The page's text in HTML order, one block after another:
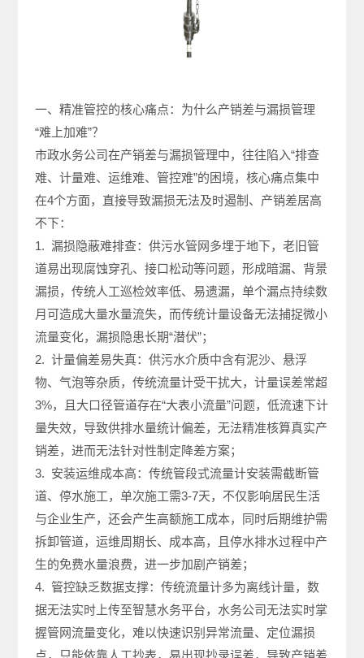
一、精准管控的核心痛点：为什么产销差与漏损管理
“难上加难”？
市政水务公司在产销差与漏损管理中，往往陷入“排查
难、计量难、运维难、管控难”的困境，核心痛点集中
在4个方面，直接导致漏损无法及时遏制、产销差居高
不下：
1. 漏损隐蔽难排查：供污水管网多埋于地下，老旧管
道易出现腐蚀穿孔、接口松动等问题，形成暗漏、背景
漏损，传统人工巡检效率低、易遗漏，单个漏点持续数
月可造成大量水量流失，而传统计量设备无法捕捉微小
流量变化，漏损隐患长期“潜伏”；
2. 计量偏差易失真：供污水介质中含有泥沙、悬浮
物、气泡等杂质，传统流量计受干扰大，计量误差常超
3%，且大口径管道存在“大表小流量”问题，低流速下计
量失效，导致供排水量统计偏差，无法精准核算真实产
销差，进而无法针对性制定降差方案；
3. 安装运维成本高：传统管段式流量计安装需截断管
道、停水施工，单次施工需3-7天，不仅影响居民生活
与企业生产，还会产生高额施工成本，同时后期维护需
拆卸管道，运维周期长、成本高，且停水排水过程中产
生的免费水量浪费，进一步加剧产销差；
4. 管控缺乏数据支撑：传统流量计多为离线计量，数
据无法实时上传至智慧水务平台，水务公司无法实时掌
握管网流量变化，难以快速识别异常流量、定位漏损
点，只能依靠人工抄表，易出现抄录误差，导致产销差